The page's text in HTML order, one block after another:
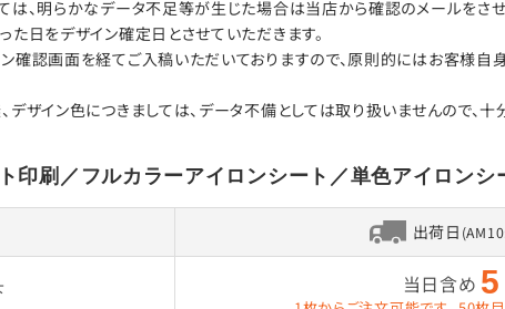
は、明らかなデータ不足等が生じた場合は当店から確認のメールをさせ
日をデザイン確定日とさせていただきます。
確認画面を経てご入稿いただいておりますので、原則的にはお客様自
ザイン色につきましては、データ不備としては取り扱いませんので、十
印刷／フルカラーアイロンシート／単色アイロンシ
出荷日
当日含め 5